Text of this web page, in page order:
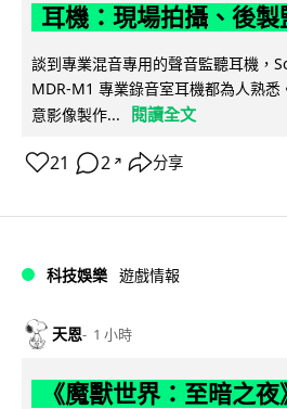
耳機：現場拍攝、後
談到專業混音專用的聲音監聽耳機，
MDR-M1 專業錄音室耳機都為人熟悉
意影像製作...
閱讀全文
21 2 ↗ 分享
科技娛樂 遊戲情報
天恩 1 小時
《魔獸世界：至暗之